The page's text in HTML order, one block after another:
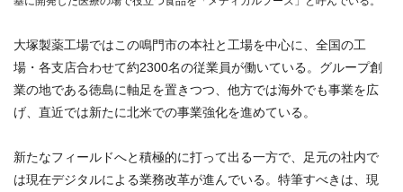
大塚製薬工場ではこの鳴門市の本社と工場を中心に、全国の工
場・各支店合わせて約2300名の従業員が働いている。グループ創
業の地である徳島に軸足を置きつつ、他方では海外でも事業を広
げ、直近では新たに北米での事業強化を進めている。
新たなフィールドへと積極的に打って出る一方で、足元の社内で
は現在デジタルによる業務改革が進んでいる。特筆すべきは、現